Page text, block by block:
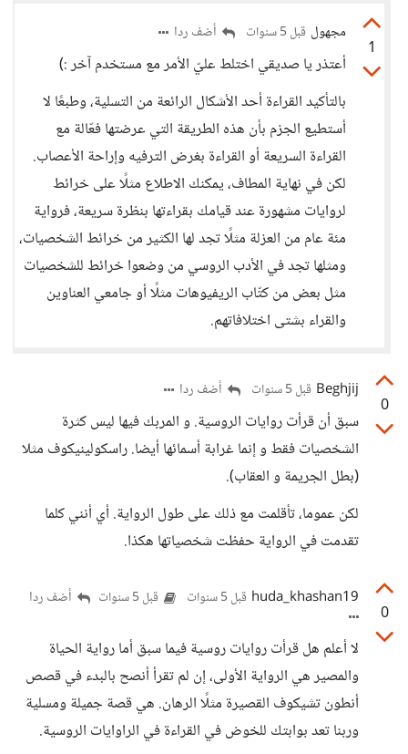
1
مجهول قبل 5 سنوات أضف ردا
أعتذر يا صديقي اختلط عليّ الأمر مع مستخدم آخر :)
بالتأكيد القراءة أحد الأشكال الرائعة من التسلية، وطبعًا لا
أستطيع الجزم بأن هذه الطريقة التي عرضتها فعّالة مع
القراءة السريعة أو القراءة بغرض الترفيه وإراحة الأعصاب.
لكن في نهاية المطاف، يمكنك الاطلاع مثلًا على خرائط
لروايات مشهورة عند قيامك بقراءتها بنظرة سريعة، فرواية
مئة عام من العزلة مثلًا تجد لها الكثير من خرائط الشخصيات،
ومثلها تجد في الأدب الروسي من وضعوا خرائط للشخصيات
مثل بعض من كتّاب الريفيوهات مثلًا أو جامعي العناوين
والقراء بشتى اختلافاتهم.
0
Beghjij قبل 5 سنوات أضف ردا
سبق أن قرأت روايات الروسية. و المربك فيها ليس كثرة
الشخصيات فقط و إنما غرابة أسمائها أيضا. راسكولينيكوف مثلا
(بطل الجريمة و العقاب).
لكن عموما، تأقلمت مع ذلك على طول الرواية. أي أنني كلما
تقدمت في الرواية حفظت شخصياتها هكذا.
0
huda_khashan19 قبل 5 سنوات قبل 5 سنوات أضف ردا
لا أعلم هل قرأت روايات روسية فيما سبق أما رواية الحياة
والمصير هي الرواية الأولى، إن لم تقرأ أنصح بالبدء في قصص
أنطون تشيكوف القصيرة مثلًا الرهان. هي قصة جميلة ومسلية
وربنا تعد بوابتك للخوض في القراءة في الراوايات الروسية.